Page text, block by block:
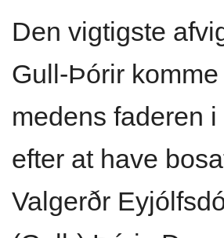
Den vigtigste
Gull-Þórir
medens faderen
efter at have
Valgerðr